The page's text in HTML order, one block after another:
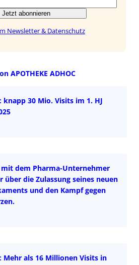
Jetzt abonnieren
Newsletter & Datenschutz
APOTHEKE ADHOC
knapp 30 Mio. Visits im 1. HJ
dem Pharma-Unternehmer
über die Zulassung seines neuen
und den Kampf gegen
Mehr als 16 Millionen Visits in